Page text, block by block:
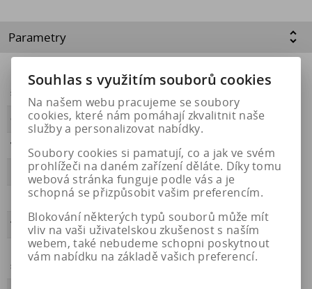
Parametry
Energetický
štítek
https://eprel.ec.europa.eu/qr/1558922
OBDOBÍ zimní
VALIVÝ ODPOR
PŘILNAVOST C
HLUČNOST 72
Třída hluku B
Přilnavost na
sněhu
Ano
Souhlas s využitím souborů cookies
Na našem webu pracujeme se soubory
cookies, které nám pomáhají zkvalitnit naše
služby a personalizovat nabídky.
Soubory cookies si pamatují, co a jak ve svém
prohlížeči na daném zařízení děláte. Díky tomu
webová stránka funguje podle vás a je
schopná se přizpůsobit vašim preferencím.
Blokování některých typů souborů může mít
vliv na vaši uživatelskou zkušenost s naším
webem, také nebudeme schopni poskytnout
vám nabídku na základě vašich preferencí.